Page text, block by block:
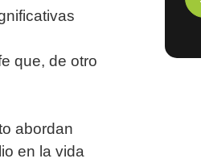
que, de otro
abordan
en la vida